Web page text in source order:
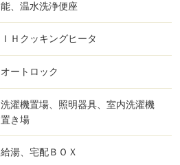
能、温水洗浄便座
ＩＨクッキングヒータ
オートロック
洗濯機置場、照明器具、室内洗濯機
置き場
給湯、宅配ＢＯＸ